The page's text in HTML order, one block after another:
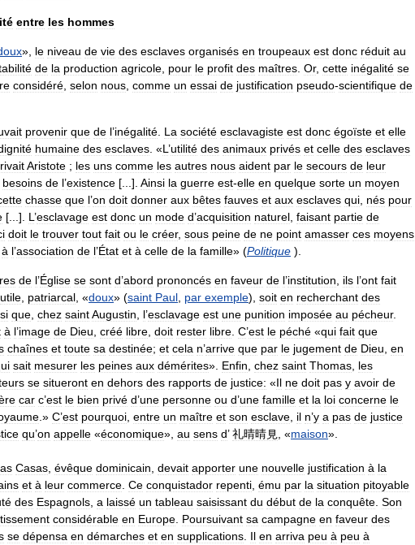
entre les hommes
», le niveau de vie des esclaves organisés en troupeaux est donc réduit au
de la production agricole pour le profit des maîtres Or, cette inégalité se
considéré selon nous comme un essai de justification pseudo-scientifique de
provenir que de l’inégalité La société esclavagiste est donc égoïste et elle
humaine des esclaves . «L ’utilité des animaux privés et celle des esclaves
Aristote ; les uns comme les autres nous aident par le secours de leur
besoins de l’existence [...]. Ainsi la guerre est-elle en quelque sorte un moyen
chasse que l’on doit donner aux bêtes fauves et aux esclaves qui nés pour
[...]. L ’esclavage est donc un mode d’acquisition naturel faisant partie de
doit le trouver tout fait ou le créer, sous peine de ne point amasser ces moyens
à l’association de l’État et à celle de la famille» (Politique ).
de l’Église se sont d’abord prononcés en faveur de l’institution ils l’ont fait
utile patriarcal , «doux» (saint Paul par exemple), soit en recherchant des
que chez saintAugustin l’esclavage est une punition imposée au pécheur.
à l’image de Dieu créé libre doit rester libre C’est le péché «qui fait que
chaînes et toute sa destinée; et cela n’arrive que par le jugement de Dieu en
sait mesurer les peines aux démérites». Enfin chez saint Thomas les
se situeront en dehors des rapports de justice: «Il ne doit pas y avoir de
car c’est le bien privé d’une personne ou d’une famille et la loi concerne le
.» C’est pourquoi entre un maître et son esclave il n’y a pas de justice
qu’on appelle «économique», au sens d’礼晴晴見 , «maison».
Casas évêque dominicain devait apporter une nouvelle justification à la
et à leur commerce Ce conquistador repenti ému par la situation pitoyable
des Espagnols a laissé un tableau saisissant du début de la conquête Son
considérable en Europe Poursuivant sa campagne en faveur des
se dépensa en démarches et en supplications Il en arriva peu à peu à